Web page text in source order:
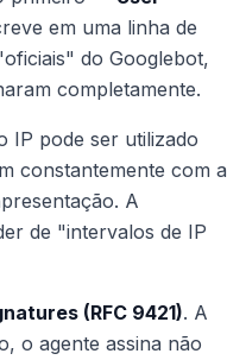
em uma linha de
do Googlebot,
completamente.
IP pode ser utilizado
constantemente com a
A
de "intervalos de IP
(RFC 9421). A
o agente assina não